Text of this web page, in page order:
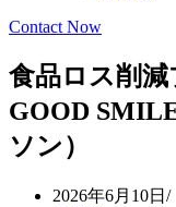
Contact Now
食品ロス削
GOOD
ソン）
2026年6月10日